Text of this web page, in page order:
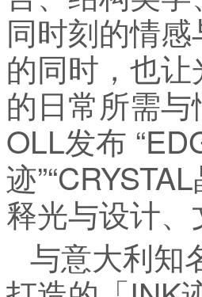
同时刻的情
的同时，也
的日常所需
OLL发布
迹
释光与设计
与意大利知